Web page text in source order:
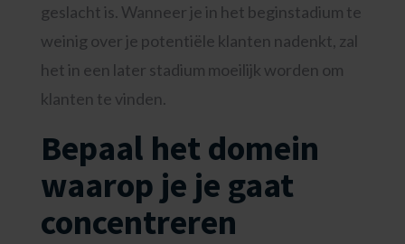
geslacht is. Wanneer je in het beginstadium te
weinig over je potentiële klanten nadenkt, zal
het in een later stadium moeilijk worden om
klanten te vinden.
Bepaal het domein
waarop je je gaat
concentreren